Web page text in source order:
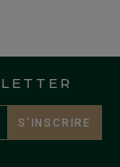
S’INSCRIRE